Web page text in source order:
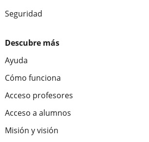
Seguridad
Descubre más
Ayuda
Cómo funciona
Acceso profesores
Acceso a alumnos
Misión y visión